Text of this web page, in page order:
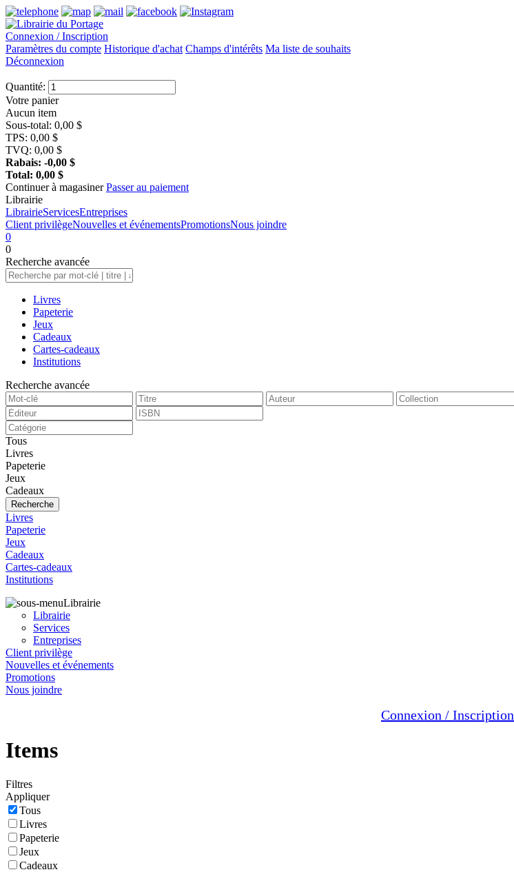
Connexion / Inscription
Paramètres du compte Historique d'achat Champs d'intérêts Ma liste de souhaits
Déconnexion
Quantité:
Votre panier
Aucun item
Sous-total: 0,00 $
TPS: 0,00 $
TVQ: 0,00 $
Rabais: -0,00 $
Total: 0,00 $
Continuer à magasiner Passer au paiement
Librairie
LibrairieServicesEntreprises
Client privilègeNouvelles et événementsPromotionsNous joindre
0
0
Recherche avancée
Livres
Papeterie
Jeux
Cadeaux
Cartes-cadeaux
Institutions
Recherche avancée
Tous
Livres
Papeterie
Jeux
Cadeaux
Recherche
Livres
Papeterie
Jeux
Cadeaux
Cartes-cadeaux
Institutions
Librairie
Librairie
Services
Entreprises
Client privilège
Nouvelles et événements
Promotions
Nous joindre
Connexion / Inscription
Items
Filtres
Appliquer
Tous
Livres
Papeterie
Jeux
Cadeaux